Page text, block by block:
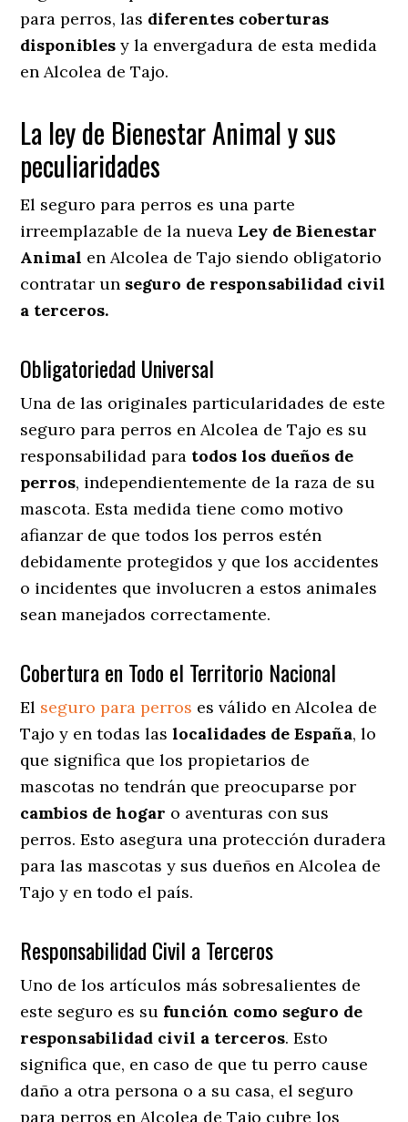
para perros, las diferentes coberturas
disponibles y la envergadura de esta medida
en Alcolea de Tajo.
La ley de Bienestar Animal y sus
peculiaridades
El seguro para perros es una parte
irreemplazable de la nueva Ley de Bienestar
Animal en Alcolea de Tajo siendo obligatorio
contratar un seguro de responsabilidad civil
a terceros.
Obligatoriedad Universal
Una de las originales particularidades de este
seguro para perros en Alcolea de Tajo es su
responsabilidad para todos los dueños de
perros, independientemente de la raza de su
mascota. Esta medida tiene como motivo
afianzar de que todos los perros estén
debidamente protegidos y que los accidentes
o incidentes que involucren a estos animales
sean manejados correctamente.
Cobertura en Todo el Territorio Nacional
El seguro para perros es válido en Alcolea de
Tajo y en todas laslocalidades de España, lo
que significa que los propietarios de
mascotas no tendrán que preocuparse por
cambios de hogar o aventuras con sus
perros. Esto asegura una protección duradera
para las mascotas y sus dueños en Alcolea de
Tajo y en todo el país.
Responsabilidad Civil a Terceros
Uno de los artículos más sobresalientes de
este seguro es su función como seguro de
responsabilidad civil a terceros. Esto
significa que, en caso de que tu perro cause
daño a otra persona o a su casa, el seguro
para perros en Alcolea de Tajo cubre los